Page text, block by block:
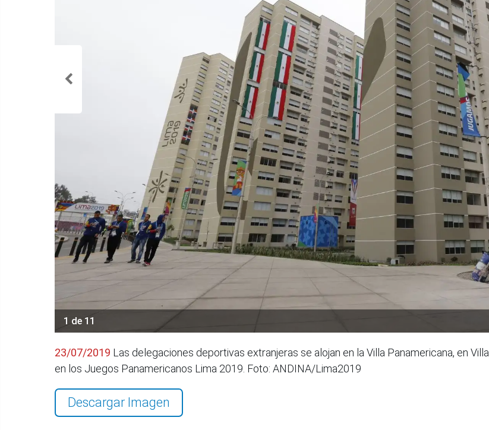
1 de 11
23/07/2019 Las delegaciones deportivas extranjeras se alojan en la Villa Panamericana, en
en los Juegos Panamericanos Lima 2019. Foto: ANDINA/Lima2019
Descargar Imagen